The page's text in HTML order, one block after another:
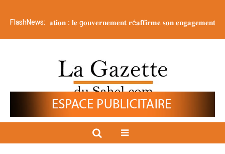
FlashNews:
𝐝𝐞 𝐥𝐚 𝐍𝐚𝐭𝐢𝐨𝐧 : 𝐥𝐞 g𝐨𝐮𝐯𝐞𝐫𝐧𝐞𝐦𝐞𝐧𝐭 𝐫é𝐚𝐟𝐟𝐢𝐫𝐦𝐞 𝐬𝐨𝐧 𝐞𝐧𝐠𝐚𝐠𝐞𝐦𝐞𝐧𝐭 𝐞𝐧